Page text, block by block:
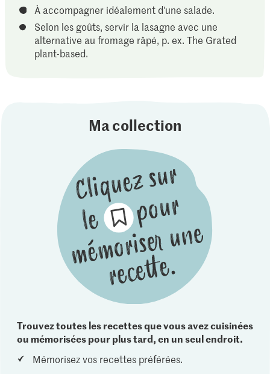
À accompagner idéalement d'une salade.
Selon les goûts, servir la lasagne avec une
alternative au fromage râpé, p. ex. The Grated
plant-based.
Ma collection
Trouvez toutes les recettes que vous avez cuisinées
ou mémorisées pour plus tard, en un seul endroit.
Mémorisez vos recettes préférées.